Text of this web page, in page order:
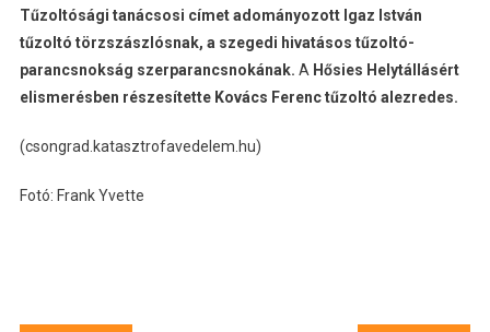
Tűzoltósági tanácsosi címet adományozott Igaz István
tűzoltó törzszászlósnak, a szegedi hivatásos tűzoltó-
parancsnokság szerparancsnokának. A Hősies Helytállásért
elismerésben részesítette Kovács Ferenc tűzoltó alezredes.
(csongrad.katasztrofavedelem.hu)
Fotó: Frank Yvette